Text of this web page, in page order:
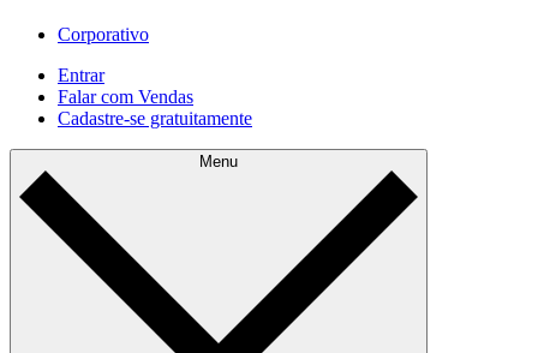
Corporativo
Entrar
Falar com Vendas
Cadastre‐se gratuitamente
Menu